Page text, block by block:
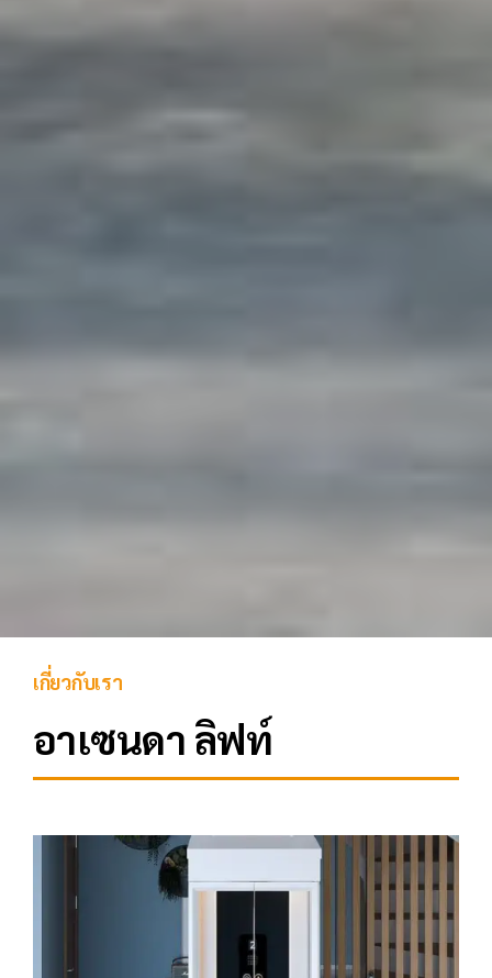
เกี่ยวกับเรา
อาเซนดา ลิฟท์